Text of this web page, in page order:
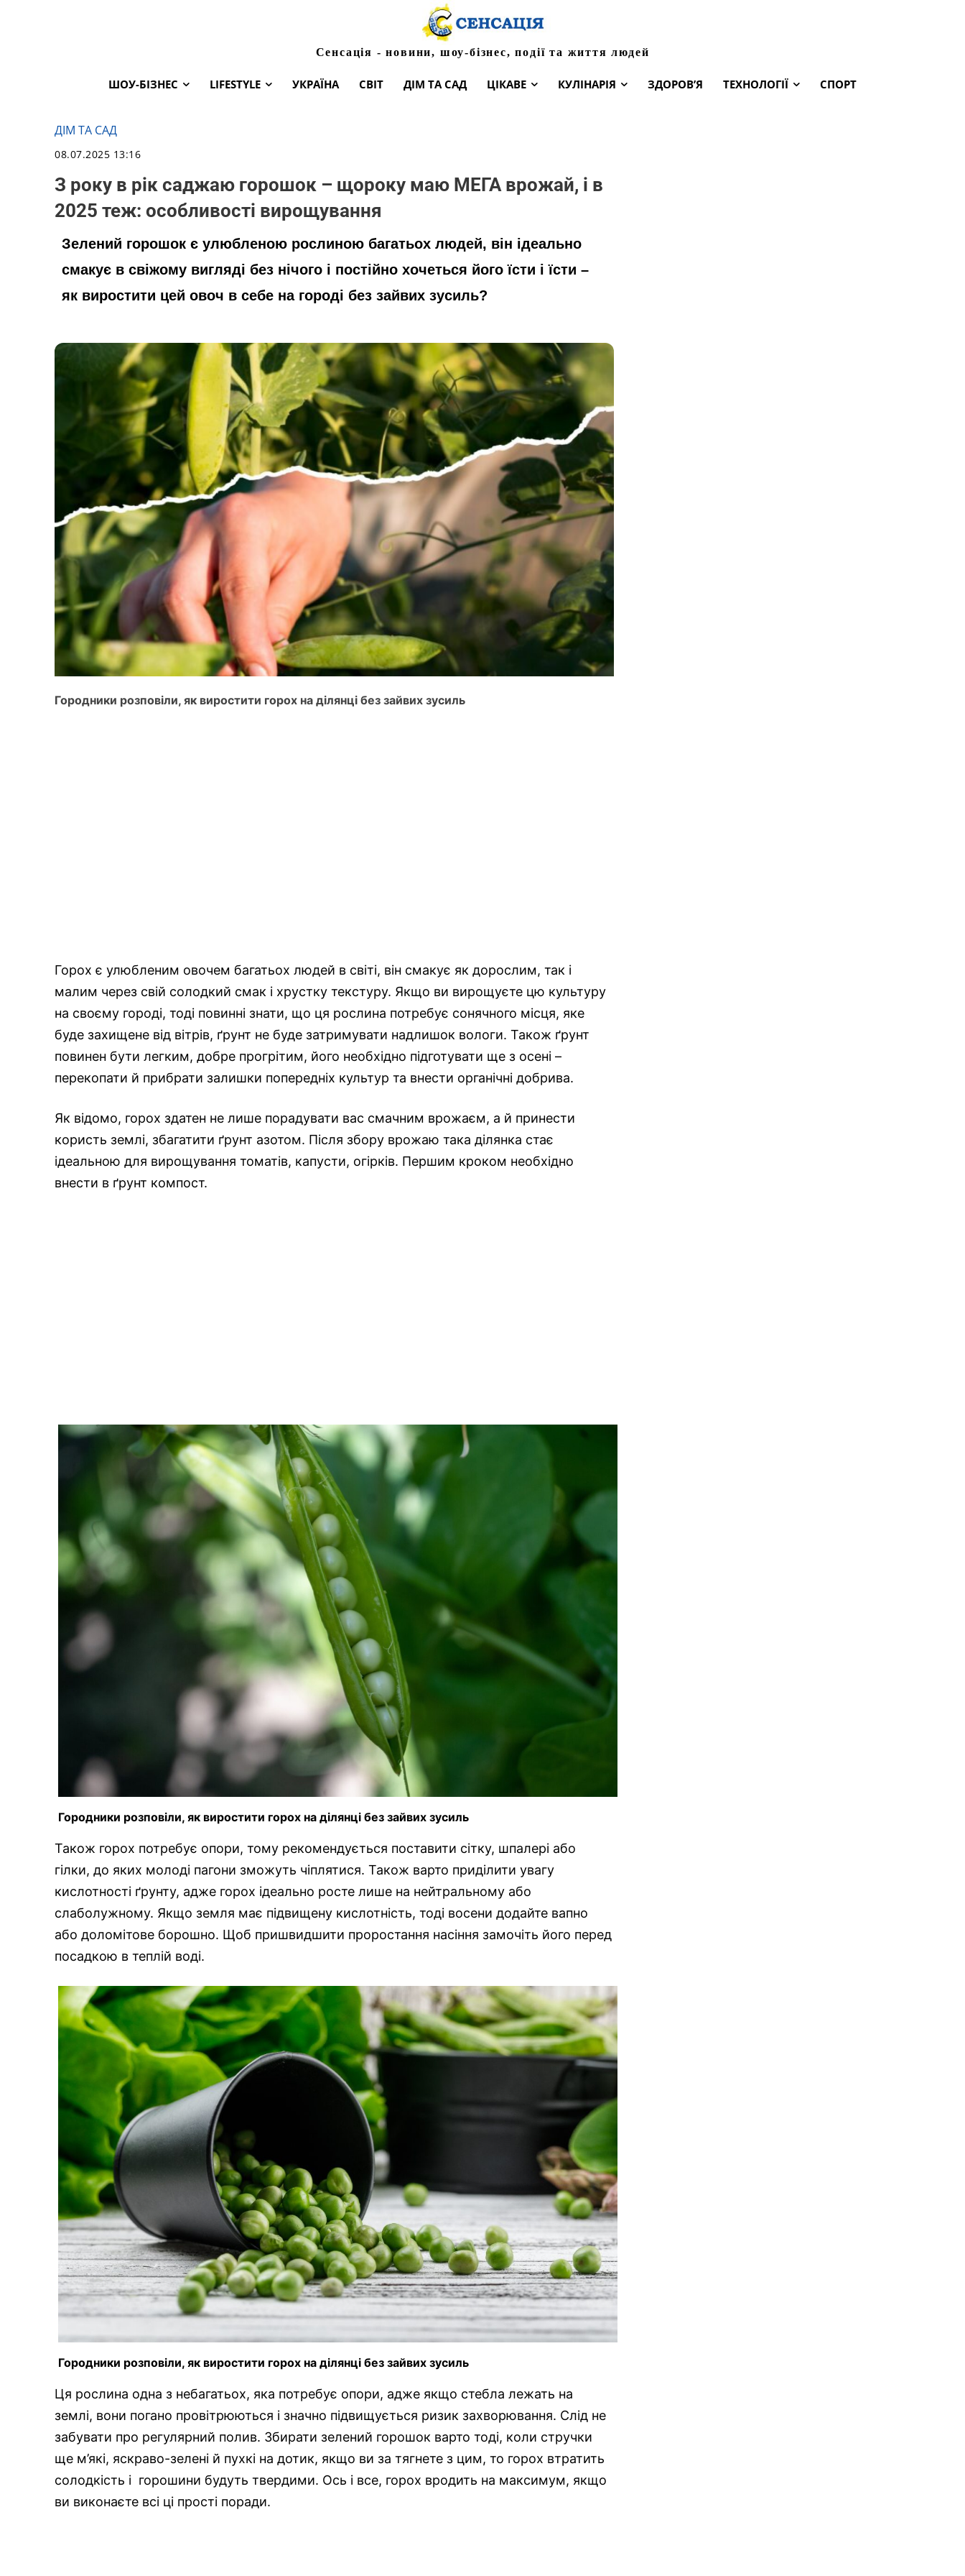
Сенсація - новини, шоу-бізнес, події та життя людей
ШОУ-БІЗНЕС LIFESTYLE УКРАЇНА СВІТ ДІМ ТА САД ЦІКАВЕ КУЛІНАРІЯ ЗДОРОВ’Я ТЕХНОЛОГІЇ СПОРТ
ДІМ ТА САД
08.07.2025 13:16
З року в рік саджаю горошок – щороку маю МЕГА врожай, і в
2025 теж: особливості вирощування
Зелений горошок є улюбленою рослиною багатьох людей, він ідеально
смакує в свіжому вигляді без нічого і постійно хочеться його їсти і їсти –
як виростити цей овоч в себе на городі без зайвих зусиль?
Городники розповіли, як виростити горох на ділянці без зайвих зусиль
Горох є улюбленим овочем багатьох людей в світі, він смакує як дорослим, так і
малим через свій солодкий смак і хрустку текстуру. Якщо ви вирощуєте цю культуру
на своєму городі, тоді повинні знати, що ця рослина потребує сонячного місця, яке
буде захищене від вітрів, ґрунт не буде затримувати надлишок вологи. Також ґрунт
повинен бути легким, добре прогрітим, його необхідно підготувати ще з осені –
перекопати й прибрати залишки попередніх культур та внести органічні добрива.
Як відомо, горох здатен не лише порадувати вас смачним врожаєм, а й принести
користь землі, збагатити ґрунт азотом. Після збору врожаю така ділянка стає
ідеальною для вирощування томатів, капусти, огірків. Першим кроком необхідно
внести в ґрунт компост.
Городники розповіли, як виростити горох на ділянці без зайвих зусиль
Також горох потребує опори, тому рекомендується поставити сітку, шпалері або
гілки, до яких молоді пагони зможуть чіплятися. Також варто приділити увагу
кислотності ґрунту, адже горох ідеально росте лише на нейтральному або
слаболужному. Якщо земля має підвищену кислотність, тоді восени додайте вапно
або доломітове борошно. Щоб пришвидшити проростання насіння замочіть його перед
посадкою в теплій воді.
Городники розповіли, як виростити горох на ділянці без зайвих зусиль
Ця рослина одна з небагатьох, яка потребує опори, адже якщо стебла лежать на
землі, вони погано провітрюються і значно підвищується ризик захворювання. Слід не
забувати про регулярний полив. Збирати зелений горошок варто тоді, коли стручки
ще м’які, яскраво-зелені й пухкі на дотик, якщо ви за тягнете з цим, то горох втратить
солодкість і горошини будуть твердими. Ось і все, горох вродить на максимум, якщо
ви виконаєте всі ці прості поради.